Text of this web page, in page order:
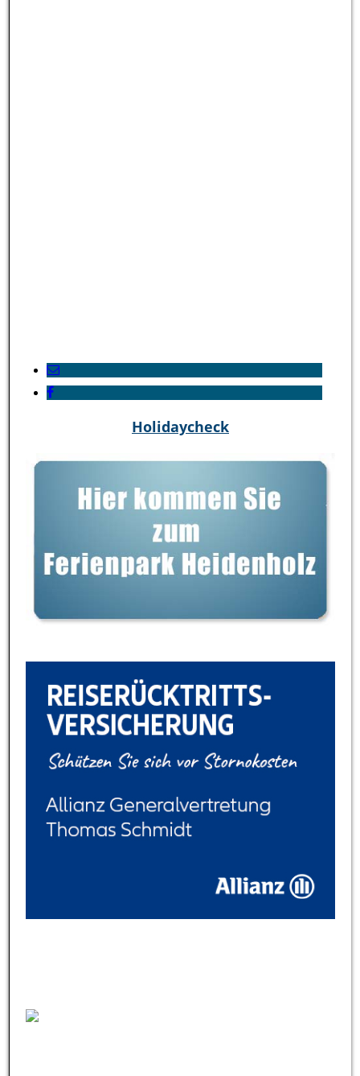
Holidaycheck